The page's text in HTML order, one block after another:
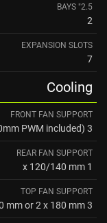
2.5" BAYS
2
EXPANSION SLOTS
7
Cooling
FRONT FAN SUPPORT
3 x 120 mm, 3 x 140 mm (3 x Aspect 140mm PWM included)
REAR FAN SUPPORT
1 x 120/140 mm
TOP FAN SUPPORT
3 x 120 mm, 2 x 140 mm or 2 x 180 mm